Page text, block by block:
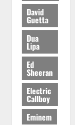
David
Guetta
Dua
Lipa
Ed
Sheeran
Electric
Callboy
Eminem